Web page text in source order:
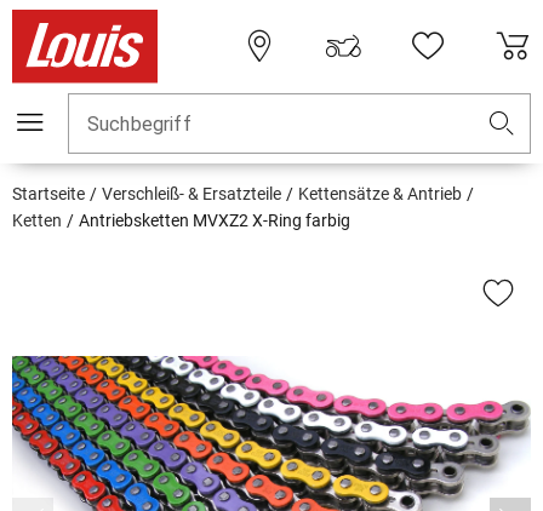
Suchbegriff
Startseite Verschleiß- & Ersatzteile
Kettensätze & Antrieb
Ketten
Antriebsketten MVXZ2 X-Ring farbig